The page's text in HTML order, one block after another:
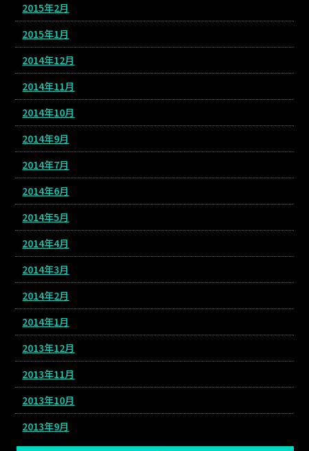
2015年2月
2015年1月
2014年12月
2014年11月
2014年10月
2014年9月
2014年7月
2014年6月
2014年5月
2014年4月
2014年3月
2014年2月
2014年1月
2013年12月
2013年11月
2013年10月
2013年9月